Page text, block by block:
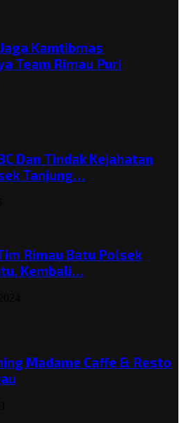
Kamtibmas
Team Rimau Puri
Dan Tindak Kejahatan
Tanjung…
Rimau Batu Polsek
Kembali…
Madame Caffe & Resto